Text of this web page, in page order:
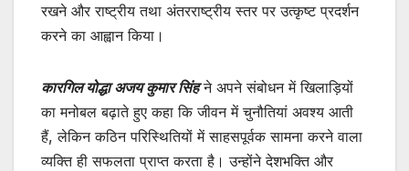
रखने और राष्ट्रीय तथा अंतरराष्ट्रीय स्तर पर उत्कृष्ट प्रदर्शन
करने का आह्वान किया।
कारगिल योद्धा अजय कुमार सिंहने अपने संबोधन में खिलाड़ियों
का मनोबल बढ़ाते हुए कहा कि जीवन में चुनौतियां अवश्य आती
हैं, लेकिन कठिन परिस्थितियों में साहसपूर्वक सामना करने वाला
व्यक्ति ही सफलता प्राप्त करता है। उन्होंने देशभक्ति और